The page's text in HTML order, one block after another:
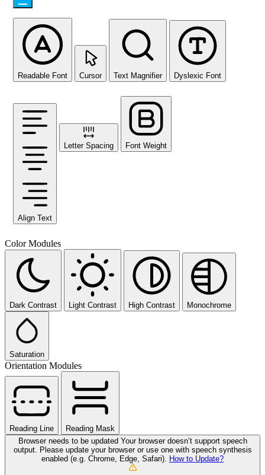
Readable Font Cursor Text Magnifier Dyslexic Font
Align Text
Letter Spacing Font Weight
Color Modules
Dark Contrast Light Contrast High Contrast Monochrome
Saturation
Orientation Modules
Reading Line
Reading Mask
Browser needs to be updated Your browser doesn’t support speech
output. Please update your browser or use one with speech synthesis
enabled (e.g. Chrome, Edge, Safari).
How to Update?